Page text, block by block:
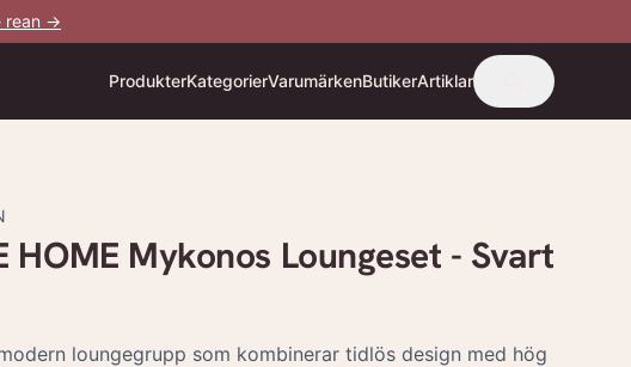
rean →
ProdukterKategorierVarumärkenButikerArtiklar
HOME Mykonos Loungeset - Svart
loungegrupp som kombinerar tidlös design med hög